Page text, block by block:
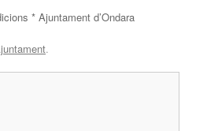
* Ajuntament d’Ondara
.